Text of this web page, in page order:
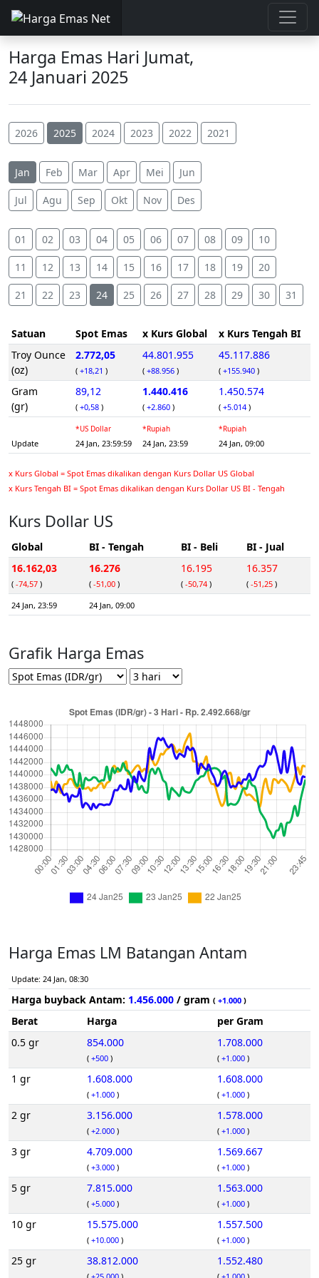
Harga Emas Hari Jumat,
24 Januari 2025
2026 2025 2024 2023 2022 2021
Jan Feb Mar Apr Mei Jun
Jul Agu Sep Okt Nov Des
01 02 03 04 05 06 07 08 09 10
11 12 13 14 15 16 17 18 19 20
21 22 23 24 25 26 27 28 29 30 31
Satuan Spot Emas x Kurs Global
x Kurs Tengah BI
Troy Ounce
(oz)
2.772,05
( +18,21 )
44.801.955
( +88.956 )
45.117.886
( +155.940 )
Gram
(gr)
89,12
( +0,58 )
1.440.416
( +2.860 )
1.450.574
( +5.014 )
Update
*US Dollar
24 Jan, 23:59:59
*Rupiah
24 Jan, 23:59
*Rupiah
24 Jan, 09:00
x Kurs Global = Spot Emas dikalikan dengan Kurs Dollar US Global
x Kurs Tengah BI = Spot Emas dikalikan dengan Kurs Dollar US BI - Tengah
Kurs Dollar US
Global BI - Tengah BI - Beli
BI - Jual
16.162,03
( -74,57 )
16.276
( -51,00 )
16.195
( -50,74 )
16.357
( -51,25 )
24 Jan, 23:59
24 Jan, 09:00
Grafik Harga Emas
Harga Emas LM Batangan Antam
Update: 24 Jan, 08:30
Harga buyback Antam: 1.456.000 / gram ( +1.000 )
Berat Harga
per Gram
0.5 gr
854.000
( +500 )
1.708.000
( +1.000 )
1 gr 1.608.000
( +1.000 )
1.608.000
( +1.000 )
2 gr 3.156.000
( +2.000 )
1.578.000
( +1.000 )
3 gr 4.709.000
( +3.000 )
1.569.667
( +1.000 )
5 gr 7.815.000
( +5.000 )
1.563.000
( +1.000 )
10 gr 15.575.000
( +10.000 )
1.557.500
( +1.000 )
25 gr 38.812.000 1.552.480